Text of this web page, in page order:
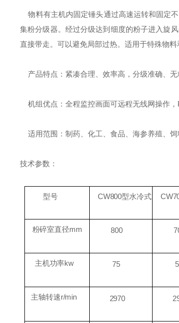
物料有主机内固定锤头通过高速运转和固定
集粉分级器。经过分级达到细度的粉子进入旋
直接带走。可以避免局部过热。适用于特殊物料
产品特点：紧凑合理、效率高，分级准确、无
机组优点：全程监控画面可远程无线网操作，
适用范围：制药、化工、食品、海参养殖、饲
技术参数：
型号 CW800型水冷式
粉碎室直径mm 800
主机功率kw 75
主轴转速r/min 2970